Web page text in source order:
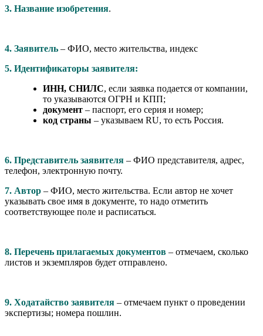
3. Название изобретения.
4. Заявитель – ФИО, место жительства, индекс
5. Идентификаторы заявителя:
ИНН, СНИЛС, если заявка подается от компании,
то указываются ОГРН и КПП;
документ – паспорт, его серия и номер;
код страны – указываем RU, то есть Россия.
6. Представитель заявителя – ФИО представителя, адрес,
телефон, электронную почту.
7. Автор – ФИО, место жительства. Если автор не хочет
указывать свое имя в документе, то надо отметить
соответствующее поле и расписаться.
8. Перечень прилагаемых документов – отмечаем, сколько
листов и экземпляров будет отправлено.
9. Ходатайство заявителя – отмечаем пункт о проведении
экспертизы; номера пошлин.